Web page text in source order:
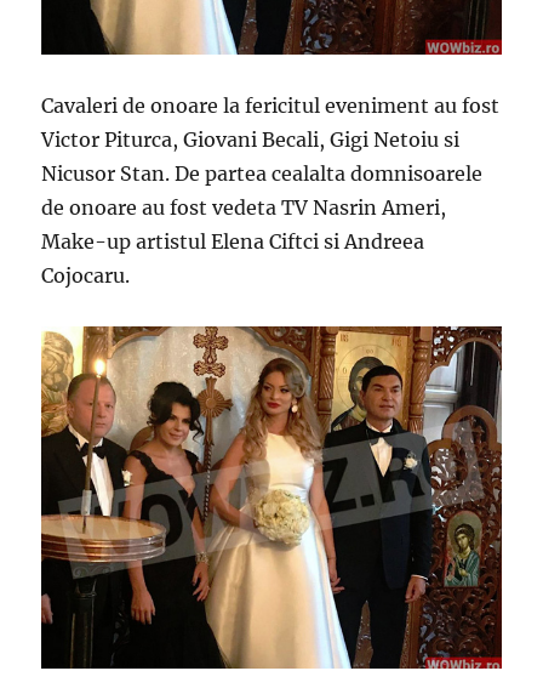
Cavaleri de onoare la fericitul eveniment au fost
Victor Piturca, Giovani Becali, Gigi Netoiu si
Nicusor Stan. De partea cealalta domnisoarele
de onoare au fost vedeta TV Nasrin Ameri,
Make-up artistul Elena Ciftci si Andreea
Cojocaru.